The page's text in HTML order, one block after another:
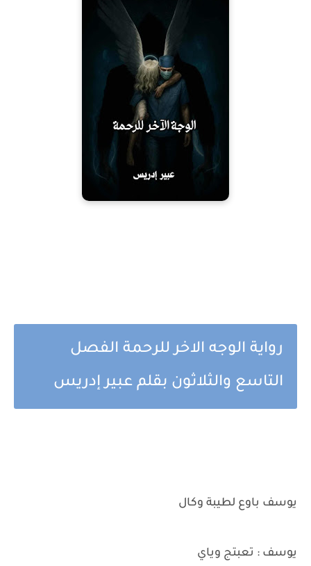
رواية الوجه الاخر للرحمة الفصل
التاسع والثلاثون بقلم عبير إدريس
يوسف باوع لطيبة وكال
يوسف : تعبتج وياي